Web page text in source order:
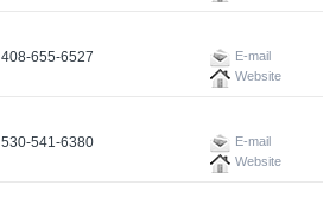
408-655-6527
E-mail
Website
530-541-6380
E-mail
Website